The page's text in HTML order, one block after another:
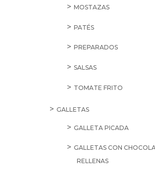
MOSTAZAS
PATÉS
PREPARADOS
SALSAS
TOMATE FRITO
GALLETAS
GALLETA PICADA
GALLETAS CON
RELLENAS